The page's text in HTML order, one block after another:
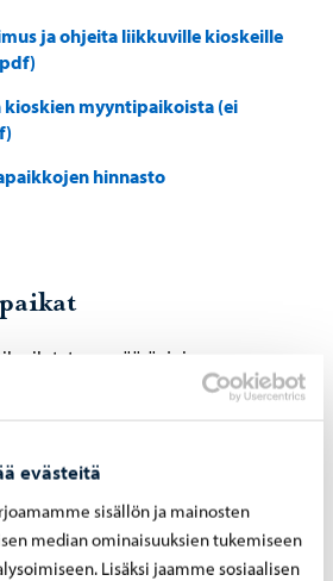
evästeitä
sisällön ja mainosten
median ominaisuuksien tukemiseen
Lisäksi jaamme sosiaalisen
ja ohjeita liikkuville kioskeille
myyntipaikoista (ei
hinnasto
määräajoin.
on Kauppatorilla ja Vanhassa
kilpailutus vuodelle 2025 on auki